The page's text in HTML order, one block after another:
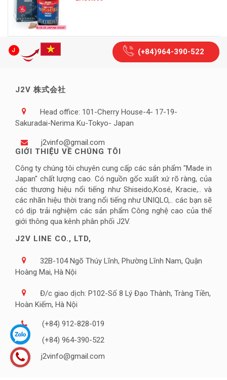
(+84)964-390-522
J2V 株式会社
Head office: 101-Cherry House-4- 17-19-
Sakuradai-Nerima Ku-Tokyo- Japan
j2vinfo@gmail.com
GIỚI THIỆU VỀ CHÚNG TÔI
Công ty chúng tôi chuyên cung cấp các sản phẩm "Made in
Japan" chất lượng cao. Có nguồn gốc xuất xứ rõ ràng, của
các thương hiệu nổi tiếng như Shiseido,Kosé, Kracie,.. và
các nhãn hiệu thời trang nổi tiếng như UNIQLO,.. các bạn sẽ
có dịp trải nghiệm các sản phẩm Công nghệ cao của thế
giới thông qua kênh phân phối J2V.
J2V LINE CO., LTD,
32B-104 Ngõ Thúy Lĩnh, Phường Lĩnh Nam, Quận
Hoàng Mai, Hà Nội
Đ/c giao dịch: P102-Số 8 Lý Đạo Thành, Tràng Tiền,
Hoàn Kiếm, Hà Nội
(+84) 912-828-019
(+84) 964-390-522
j2vinfo@gmail.com